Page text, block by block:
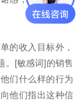
的收入目标外，
。[敏感词]的销售
们什么样的行为
他们指出这种信